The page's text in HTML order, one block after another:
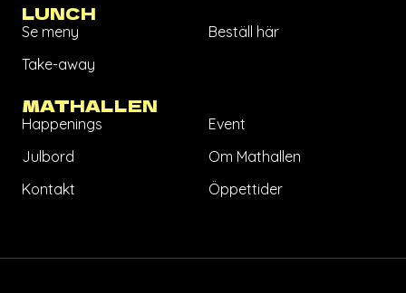
LUNCH
Se meny
Beställ här
Take-away
MATHALLEN
Happenings
Event
Julbord
Om Mathallen
Kontakt
Öppettider